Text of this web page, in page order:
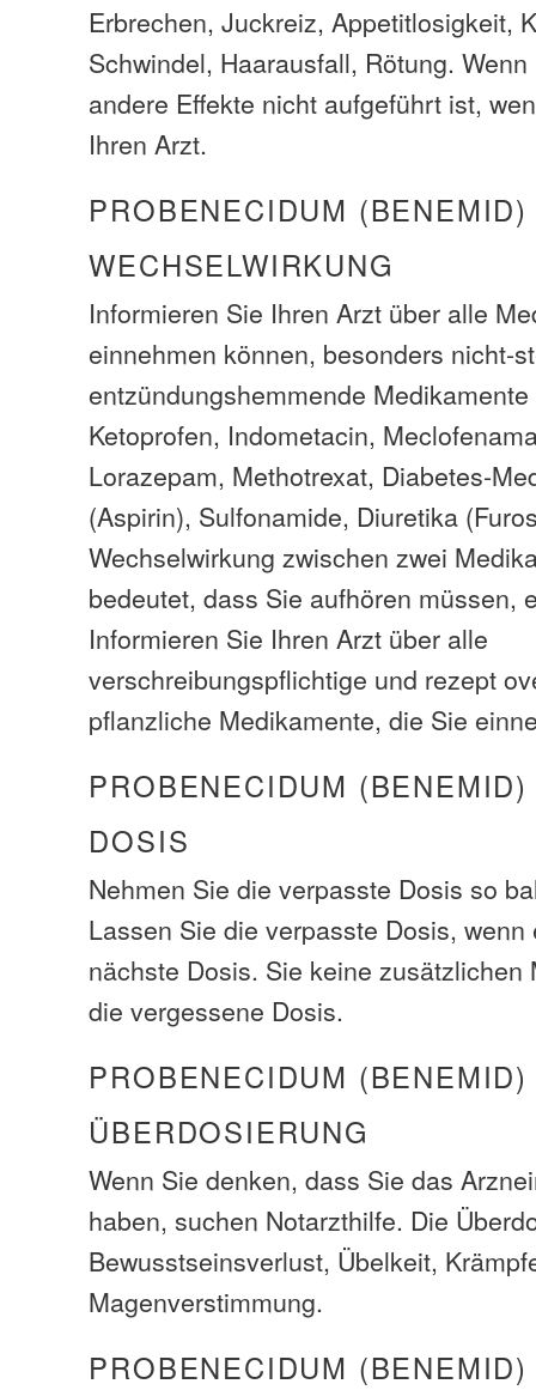
Erbrechen, Juckreiz, Appetitlosigkeit,
Schwindel, Haarausfall, Rötung.
andere Effekte nicht aufgeführt ist,
Ihren Arzt.
PROBENECIDUM (BENEMID)
WECHSELWIRKUNG
Informieren Sie Ihren Arzt über alle
einnehmen können, besonders nicht-
entzündungshemmende
Ketoprofen, Indometacin,
Lorazepam, Methotrexat, Diabetes-
(Aspirin), Sulfonamide, Diuretika
Wechselwirkung zwischen zwei
bedeutet, dass Sie aufhören müssen,
Informieren Sie Ihren Arzt über alle
verschreibungspflichtige und rezept
pflanzliche Medikamente, die Sie
PROBENECIDUM
DOSIS
Nehmen Sie die verpasste Dosis so
Lassen Sie die verpasste Dosis,
nächste Dosis. Sie keine zusätzlichen
die vergessene Dosis.
PROBENECIDUM (BENEMID)
ÜBERDOSIERUNG
Wenn Sie denken, dass Sie das
haben, suchen Notarzthilfe. Die
Bewusstseinsverlust, Übelkeit,
Magenverstimmung.
PROBENECIDUM